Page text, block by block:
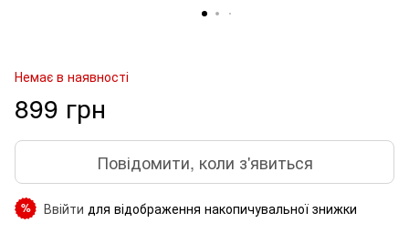
Немає в наявності
899 грн
Повідомити, коли з'явиться
% Ввійти для відображення накопичувальної знижки